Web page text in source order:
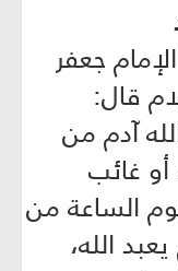
جعفر
قال:
آدم من
غائب
الساعة من
الله،